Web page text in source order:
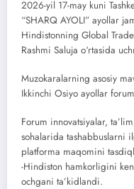
2026-yil 17-may kuni
“SHARQ AYOLI” ayollar
Hindistonning Global
Rashmi Saluja o‘rtasida
Muzokaralarning asosiy
Ikkinchi Osiyo ayollar
Forum innovatsiyalar,
sohalarida tashabbuslarni
platforma maqomini
-Hindiston hamkorligini
ochgani ta’kidlandi.